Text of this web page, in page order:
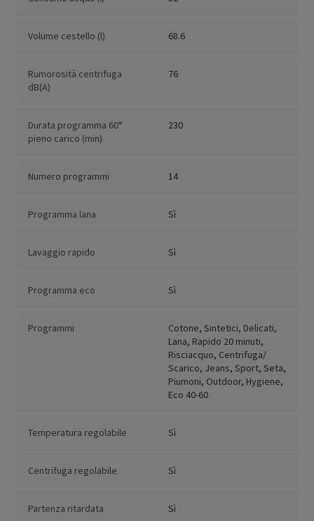
Volume cestello (l) 68.6
Rumorosità centrifuga
dB(A)
76
Durata programma 60°
pieno carico (min)
230
Numero programmi 14
Programma lana Sì
Lavaggio rapido Sì
Programma eco Sì
Programmi
Cotone, Sintetici, Delicati,
Lana, Rapido 20 minuti,
Risciacquo, Centrifuga/
Scarico, Jeans, Sport, Seta,
Piumoni, Outdoor, Hygiene,
Eco 40-60
Temperatura regolabile Sì
Centrifuga regolabile Sì
Partenza ritardata Sì